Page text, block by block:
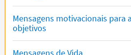
Mensagens motivacionais para
objetivos